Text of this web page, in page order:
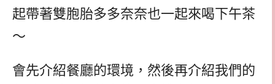
起帶著雙胞胎多多奈奈也一起來喝下午茶
～
會先介紹餐廳的環境，然後再介紹我們的